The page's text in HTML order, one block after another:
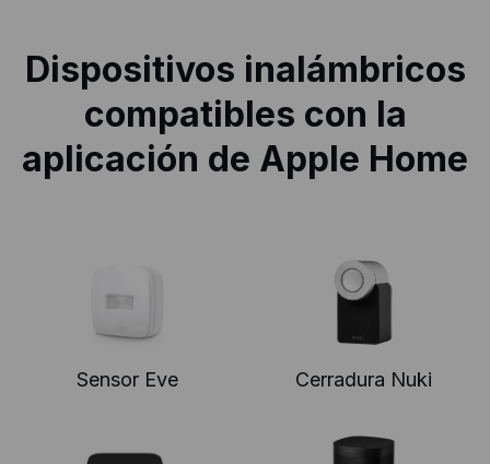
Dispositivos inalámbricos
compatibles con la
aplicación de Apple Home
Sensor Eve Cerradura Nuki